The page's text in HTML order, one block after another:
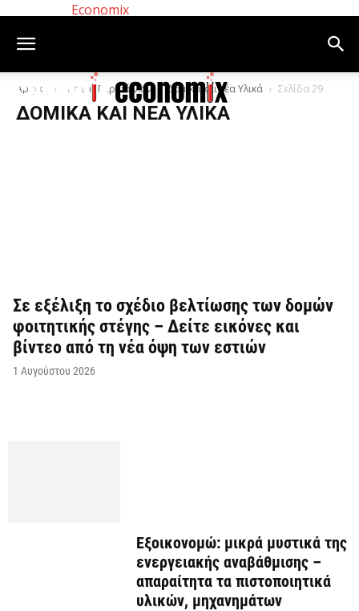
Economix
Αρχική Αστικό Περιβάλλον Δομικά και νέα Υλικά Σελίδα 29
ΔΟΜΙΚΆ ΚΑΙ ΝΈΑ ΥΛΙΚΆ
Σε εξέλιξη το σχέδιο βελτίωσης των δομών
φοιτητικής στέγης – Δείτε εικόνες και
βίντεο από τη νέα όψη των εστιών
1 Αυγούστου 2026
Εξοικονομώ: μικρά μυστικά της
ενεργειακής αναβάθμισης –
απαραίτητα τα πιστοποιητικά
υλικών, μηχανημάτων